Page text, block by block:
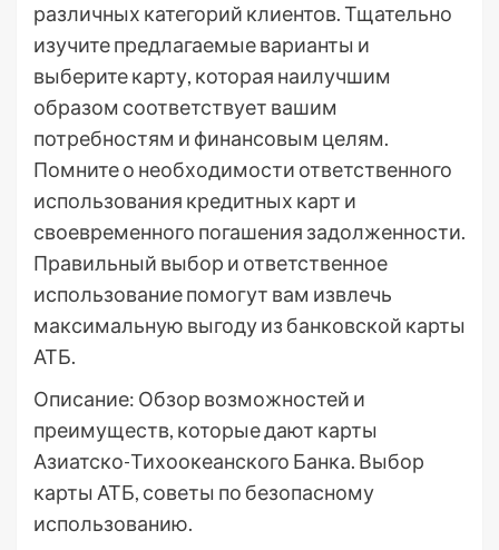
различных категорий клиентов. Тщательно
изучите предлагаемые варианты и
выберите карту, которая наилучшим
образом соответствует вашим
потребностям и финансовым целям.
Помните о необходимости ответственного
использования кредитных карт и
своевременного погашения задолженности.
Правильный выбор и ответственное
использование помогут вам извлечь
максимальную выгоду из банковской карты
АТБ.
Описание: Обзор возможностей и
преимуществ, которые дают карты
Азиатско-Тихоокеанского Банка. Выбор
карты АТБ, советы по безопасному
использованию.